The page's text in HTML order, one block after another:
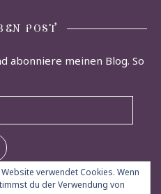
POST
abonniere meinen Blog. So
verwendet Cookies. Wenn
du der Verwendung von